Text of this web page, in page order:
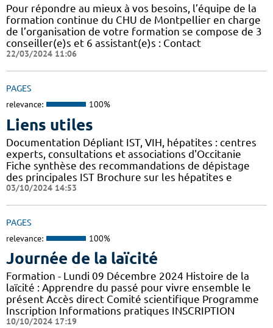
Pour répondre au mieux à vos besoins, l’équipe de la
formation continue du CHU de Montpellier en charge
de l’organisation de votre formation se compose de 3
conseiller(e)s et 6 assistant(e)s : Contact
22/03/2024 11:06
PAGES
relevance: 100%
Liens utiles
Documentation Dépliant IST, VIH, hépatites : centres
experts, consultations et associations d'Occitanie
Fiche synthèse des recommandations de dépistage
des principales IST Brochure sur les hépatites e
03/10/2024 14:53
PAGES
relevance: 100%
Journée de la laïcité
Formation - Lundi 09 Décembre 2024 Histoire de la
laïcité : Apprendre du passé pour vivre ensemble le
présent Accès direct Comité scientifique Programme
Inscription Informations pratiques ​INSCRIPTION
10/10/2024 17:19